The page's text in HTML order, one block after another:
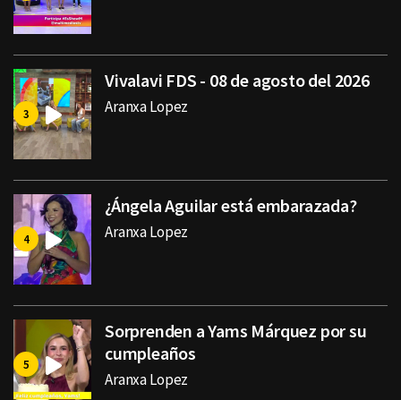
Vivalavi FDS - 08 de agosto del 2026
Aranxa Lopez
¿Ángela Aguilar está embarazada?
Aranxa Lopez
Sorprenden a Yams Márquez por su
cumpleaños
Aranxa Lopez